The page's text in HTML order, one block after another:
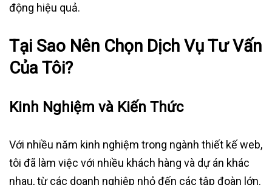
động hiệu quả.
Tại Sao Nên Chọn Dịch Vụ Tư Vấn
Của Tôi?
Kinh Nghiệm và Kiến Thức
Với nhiều năm kinh nghiệm trong ngành thiết kế web,
tôi đã làm việc với nhiều khách hàng và dự án khác
nhau, từ các doanh nghiệp nhỏ đến các tập đoàn lớn.